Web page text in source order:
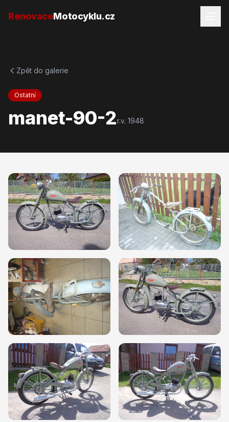
RenovaceMotocyklu.cz
Zpět do galerie
Ostatní
manet-90-2r.v. 1948